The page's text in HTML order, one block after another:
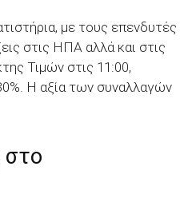
με τους επενδυτές
στις ΗΠΑ αλλά και στις
Τιμών στις 11:00,
Η αξία των συναλλαγών
στο